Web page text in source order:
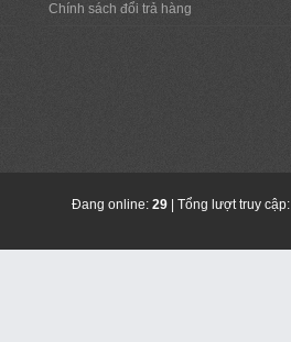
Chính sách đổi trả hàng
Đang online: 29 | Tổng lượt truy cập: